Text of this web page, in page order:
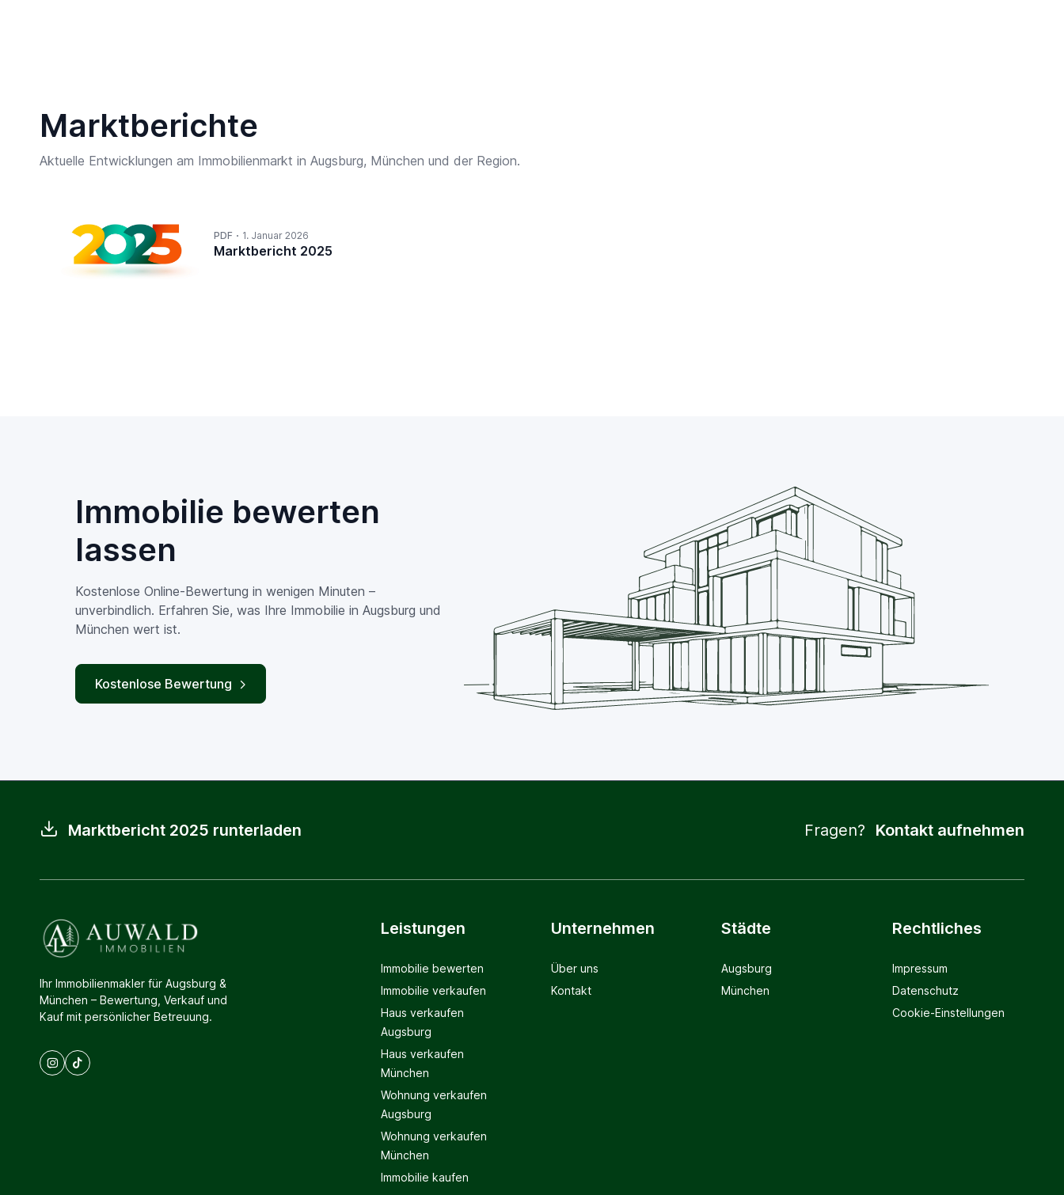
Marktberichte
Aktuelle Entwicklungen am Immobilienmarkt in Augsburg, München und der Region.
PDF 1. Januar 2026
Marktbericht 2025
Immobilie bewerten
lassen
Kostenlose Online-Bewertung in wenigen Minuten –
unverbindlich. Erfahren Sie, was Ihre Immobilie in Augsburg und
München wert ist.
Kostenlose Bewertung
Marktbericht 2025 runterladen Fragen? Kontakt aufnehmen
Ihr Immobilienmakler für Augsburg &
München – Bewertung, Verkauf und
Kauf mit persönlicher Betreuung.
Leistungen
Immobilie bewerten
Immobilie verkaufen
Haus verkaufen
Augsburg
Haus verkaufen
München
Wohnung verkaufen
Augsburg
Wohnung verkaufen
München
Immobilie kaufen
Unternehmen
Über uns
Kontakt
Städte
Augsburg
München
Rechtliches
Impressum
Datenschutz
Cookie-Einstellungen